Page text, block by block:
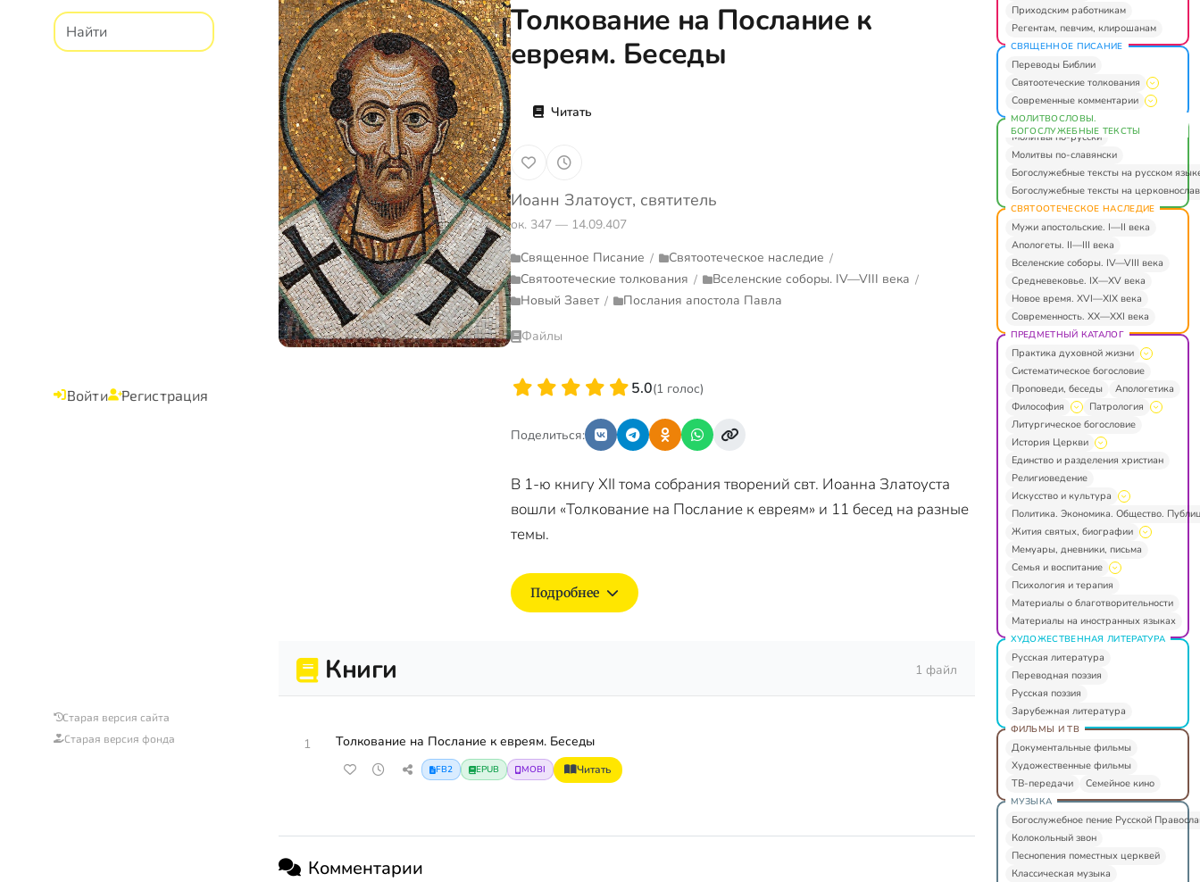
Войти Регистрация
Старая версия сайта
Старая версия фонда
Толкование на Послание к
евреям. Беседы
Читать
Иоанн Златоуст, святитель
ок. 347 — 14.09.407
Священное Писание / Святоотеческое наследие /
Святоотеческие толкования / Вселенские соборы. IV—VIII века /
Новый Завет / Послания апостола Павла
Файлы
5.0(1 голос)
Поделиться:
В 1-ю книгу XII тома собрания творений свт. Иоанна Златоуста
вошли «Толкование на Послание к евреям» и 11 бесед на разные
темы.
Подробнее
Книги 1 файл
1 Толкование на Послание к евреям. Беседы
FB2 EPUB MOBI Читать
Комментарии
Приходским работникам
Регентам, певчим, клирошанам
СВЯЩЕННОЕ ПИСАНИЕ
Переводы Библии
Святоотеческие толкования
Современные комментарии
МОЛИТВОСЛОВЫ.
БОГОСЛУЖЕБНЫЕ ТЕКСТЫ
Молитвы по-русски
Молитвы по-славянски
Богослужебные тексты на русском
Богослужебные тексты на
СВЯТООТЕЧЕСКОЕ НАСЛЕДИЕ
Мужи апостольские. I—II века
Апологеты. II—III века
Вселенские соборы. IV—VIII века
Средневековье. IX—XV века
Новое время. XVI—XIX века
Современность. XX—XXI века
ПРЕДМЕТНЫЙ КАТАЛОГ
Практика духовной жизни
Систематическое богословие
Проповеди, беседы
Апологетика
Философия
Патрология
Литургическое богословие
История Церкви
Единство и разделения христиан
Религиоведение
Искусство и культура
Политика. Экономика. Общество.
Жития святых, биографии
Мемуары, дневники, письма
Семья и воспитание
Психология и терапия
Материалы о благотворительности
Материалы на иностранных языках
ХУДОЖЕСТВЕННАЯ ЛИТЕРАТУРА
Русская литература
Переводная поэзия
Русская поэзия
Зарубежная литература
ФИЛЬМЫ И ТВ
Документальные фильмы
Художественные фильмы
ТВ-передачи
Семейное кино
МУЗЫКА
Богослужебное пение Русской
Колокольный звон
Песнопения поместных церквей
Классическая музыка